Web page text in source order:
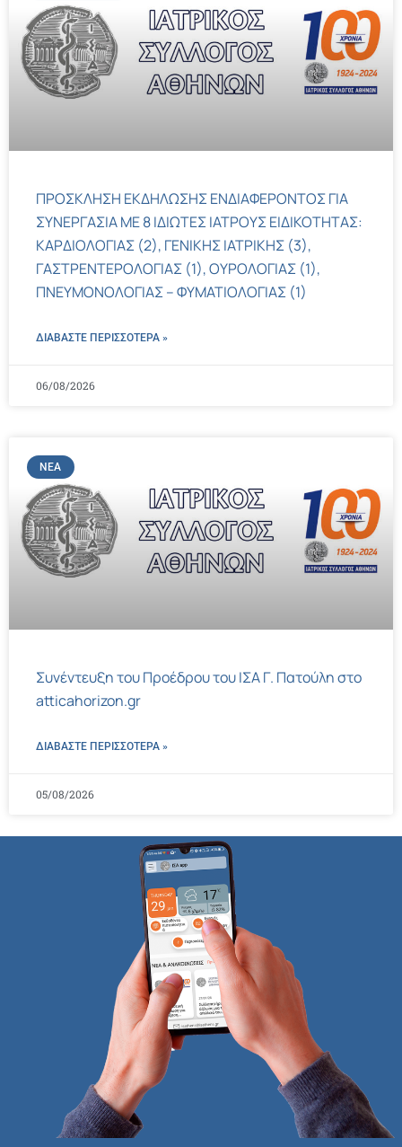
ΠΡΟΣΚΛΗΣΗ ΕΚΔΗΛΩΣΗΣ ΕΝΔΙΑΦΕΡΟΝΤΟΣ ΓΙΑ
ΣΥΝΕΡΓΑΣΙΑ ΜΕ 8 ΙΔΙΩΤΕΣ ΙΑΤΡΟΥΣ ΕΙΔΙΚΟΤΗΤΑΣ:
ΚΑΡΔΙΟΛΟΓΙΑΣ (2), ΓΕΝΙΚΗΣ ΙΑΤΡΙΚΗΣ (3),
ΓΑΣΤΡΕΝΤΕΡΟΛΟΓΙΑΣ (1), ΟΥΡΟΛΟΓΙΑΣ (1),
ΠΝΕΥΜΟΝΟΛΟΓΙΑΣ – ΦΥΜΑΤΙΟΛΟΓΙΑΣ (1)
ΔΙΑΒΑΣΤΕ ΠΕΡΙΣΣΌΤΕΡΑ »
06/08/2026
ΝΈΑ
Συνέντευξη του Προέδρου του ΙΣΑ Γ. Πατούλη στο
atticahorizon.gr
ΔΙΑΒΑΣΤΕ ΠΕΡΙΣΣΌΤΕΡΑ »
05/08/2026